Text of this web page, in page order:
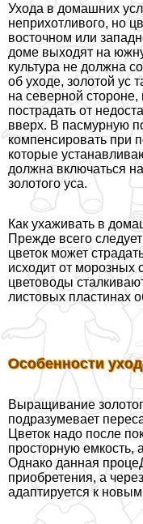
Ухода в домашних
неприхотливого, но
восточном или
доме выходят на
культура не должна
об уходе, золотой ус
на северной
пострадать от
вверх. В пасмурную
компенсировать при
которые
должна включаться
золотого уса.
Как ухаживать в
Прежде всего
цветок может
исходит от морозных
цветоводы
листовых пластинах
Особенности
Выращивание
подразумевает
Цветок надо после
просторную емкость,
Однако данная
приобретения, а
адаптируется к